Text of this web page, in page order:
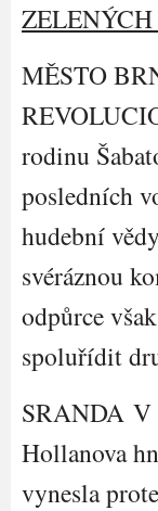
MĚSTO
rodinu
posledních
hudební vědy
svéráznou
odpůrce
spoluřídit
SRANDA V
Hollanova
vynesla